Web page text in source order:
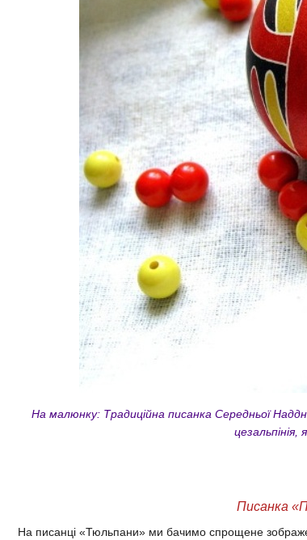
На малюнку: Традиційна писанка Середньої
цезальпінія,
Писанка
На писанці «Тюльпани» ми бачимо спрощене